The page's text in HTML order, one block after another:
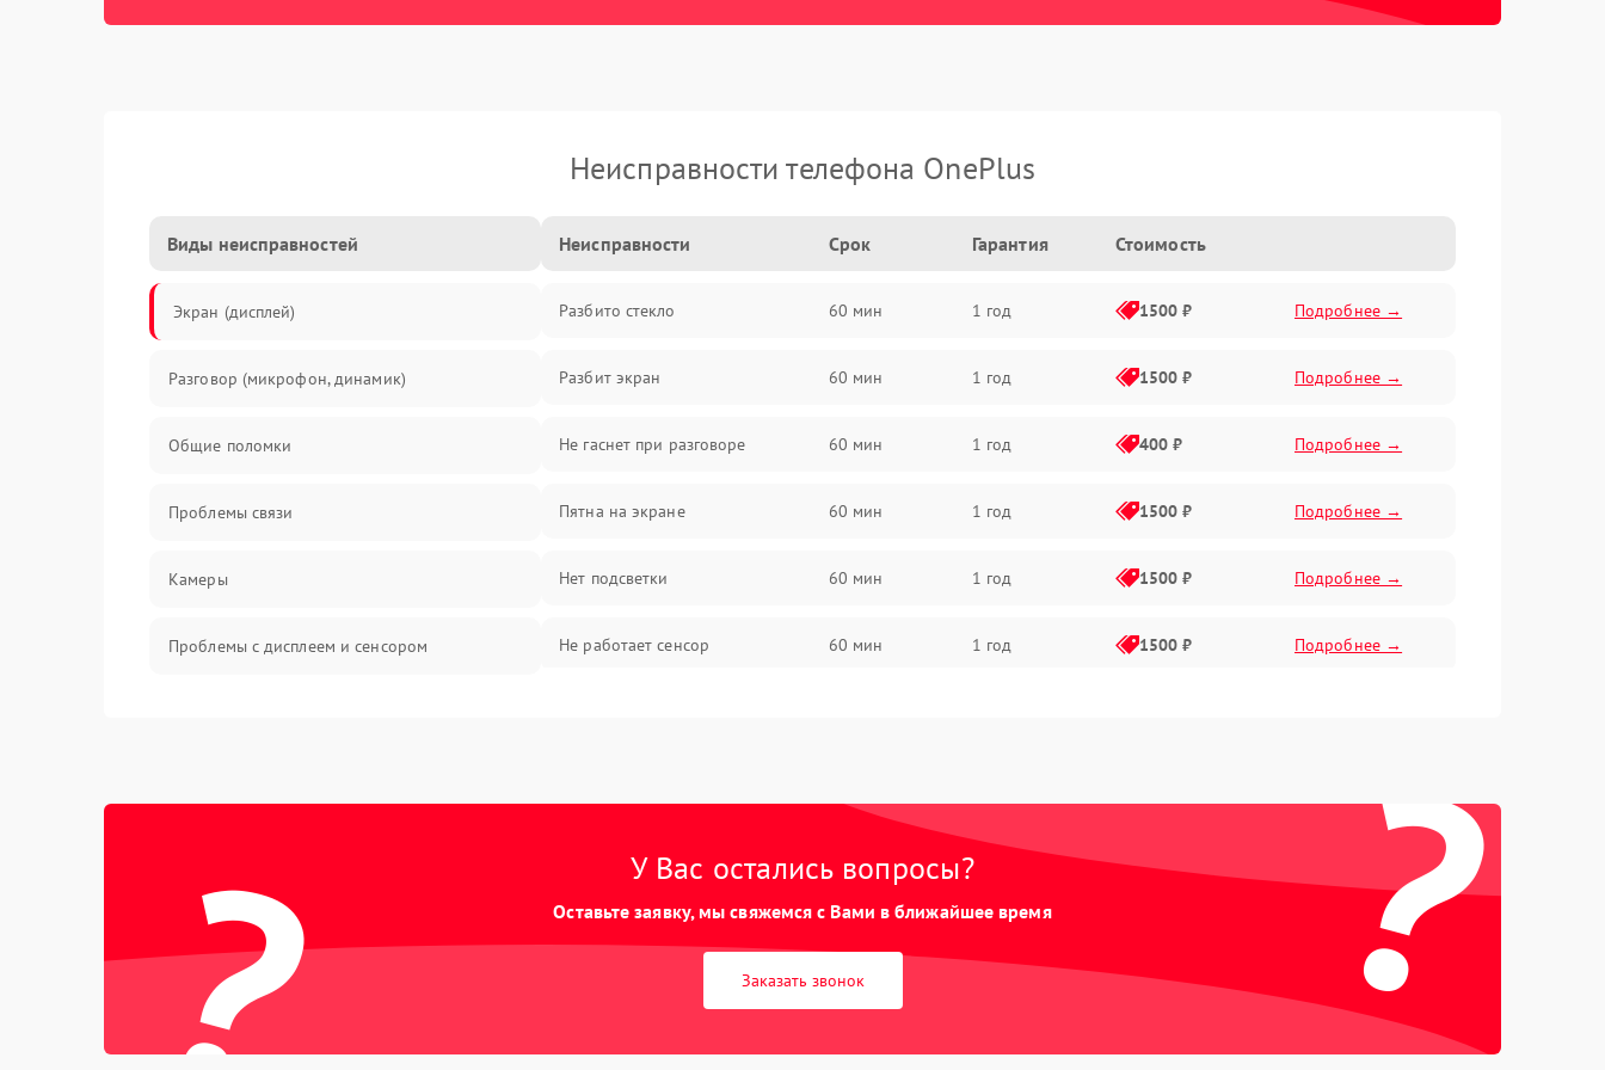
Неисправности телефона OnePlus
Виды неисправностей
Экран (дисплей)
Разговор (микрофон, динамик)
Общие поломки
Проблемы связи
Камеры
Проблемы с дисплеем и сенсором
аккумулятором
Неисправности Срок Гарантия Стоимость
Разбито стекло 60 мин 1 год 1500 ₽ Подробнее →
Разбит экран 60 мин 1 год 1500 ₽ Подробнее →
Не гаснет при разговоре 60 мин 1 год 400 ₽ Подробнее →
Пятна на экране 60 мин 1 год 1500 ₽ Подробнее →
Нет подсветки 60 мин 1 год 1500 ₽ Подробнее →
Не работает сенсор 60 мин 1 год 1500 ₽ Подробнее →
1 год
? ?
У Вас остались вопросы?
Оставьте заявку, мы свяжемся с Вами в ближайшее время
Заказать звонок